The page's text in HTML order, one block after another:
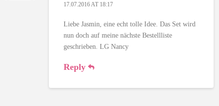
17.07.2016 AT 18:17
Liebe Jasmin, eine echt tolle Idee. Das Set wird
nun doch auf meine nächste Bestellliste
geschrieben. LG Nancy
Reply